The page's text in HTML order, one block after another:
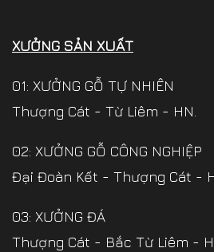
XƯỞNG SẢN XUẤT
01: XƯỞNG GỖ TỰ NHIÊN
Thượng Cát - Từ Liêm - HN.
02: XƯỞNG GỖ CÔNG NGHIỆP
Đại Đoàn Kết - Thượng Cát -
03: XƯỞNG ĐÁ
Thượng Cát - Bắc Từ Liêm -